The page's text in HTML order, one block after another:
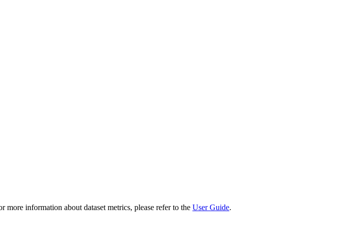
information about dataset metrics, please refer to the User Guide.